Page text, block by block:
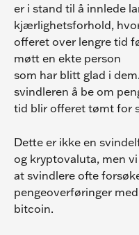
er i stand til å innlede
kjærlighetsforhold,
offeret over lengre tid
møtt en ekte person
som har blitt glad i
svindleren å be om
tid blir offeret tømt for
Dette er ikke en
og kryptovaluta, men
at svindlere ofte
pengeoverføringer med
bitcoin.